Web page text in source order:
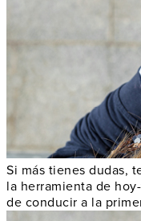
Si más tienes dudas,
la herramienta de
de conducir a la